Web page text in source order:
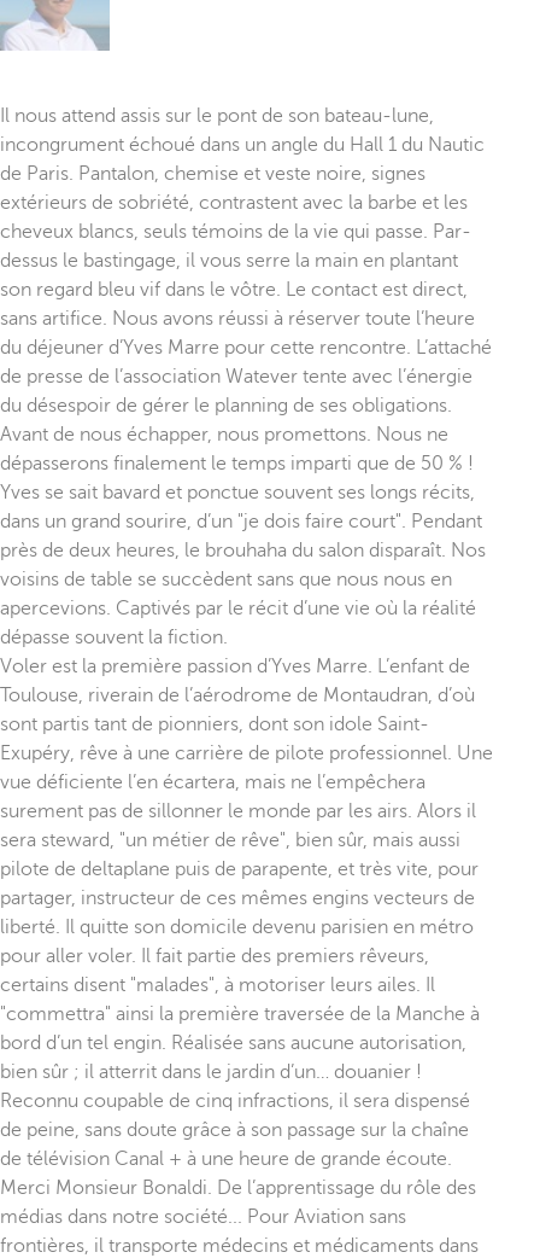
Il nous attend assis sur le pont de son bateau-lune,
incongrument échoué dans un angle du Hall 1 du Nautic
de Paris. Pantalon, chemise et veste noire, signes
extérieurs de sobriété, contrastent avec la barbe et les
cheveux blancs, seuls témoins de la vie qui passe. Par-
dessus le bastingage, il vous serre la main en plantant
son regard bleu vif dans le vôtre. Le contact est direct,
sans artifice. Nous avons réussi à réserver toute l’heure
du déjeuner d’Yves Marre pour cette rencontre. L’attaché
de presse de l’association Watever tente avec l’énergie
du désespoir de gérer le planning de ses obligations.
Avant de nous échapper, nous promettons. Nous ne
dépasserons finalement le temps imparti que de 50 % !
Yves se sait bavard et ponctue souvent ses longs récits,
dans un grand sourire, d’un "je dois faire court". Pendant
près de deux heures, le brouhaha du salon disparaît. Nos
voisins de table se succèdent sans que nous nous en
apercevions. Captivés par le récit d’une vie où la réalité
dépasse souvent la fiction.
Voler est la première passion d’Yves Marre. L’enfant de
Toulouse, riverain de l’aérodrome de Montaudran, d’où
sont partis tant de pionniers, dont son idole Saint-
Exupéry, rêve à une carrière de pilote professionnel. Une
vue déficiente l’en écartera, mais ne l’empêchera
surement pas de sillonner le monde par les airs. Alors il
sera steward, "un métier de rêve", bien sûr, mais aussi
pilote de deltaplane puis de parapente, et très vite, pour
partager, instructeur de ces mêmes engins vecteurs de
liberté. Il quitte son domicile devenu parisien en métro
pour aller voler. Il fait partie des premiers rêveurs,
certains disent "malades", à motoriser leurs ailes. Il
"commettra" ainsi la première traversée de la Manche à
bord d’un tel engin. Réalisée sans aucune autorisation,
bien sûr ; il atterrit dans le jardin d’un… douanier !
Reconnu coupable de cinq infractions, il sera dispensé
de peine, sans doute grâce à son passage sur la chaîne
de télévision Canal + à une heure de grande écoute.
Merci Monsieur Bonaldi. De l’apprentissage du rôle des
médias dans notre société... Pour Aviation sans
frontières, il transporte médecins et médicaments dans